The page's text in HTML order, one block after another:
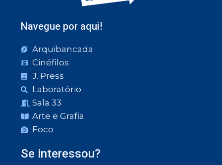
Navegue por aqui!
Arquibancada
Cinéfilos
J. Press
Laboratório
Sala 33
Arte e Grafia
Foco
Se interessou?